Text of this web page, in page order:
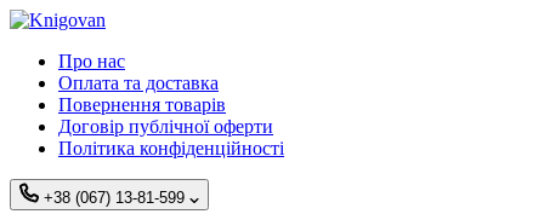
Про нас
Оплата та доставка
Повернення товарів
Договір публічної оферти
Політика конфіденційності
+38 (067) 13-81-599